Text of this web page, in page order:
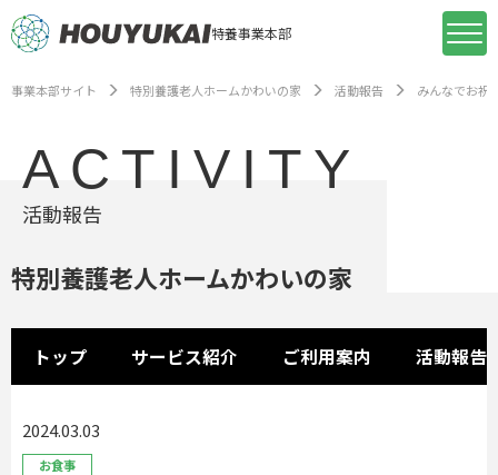
特養事業本部
事業本部サイト 特別養護老人ホームかわいの家 活動報告 みんなでお祝
ACTIVITY
活動報告
特別養護老人ホームかわいの家
トップ サービス紹介 ご利用案内 活動報告
2024.03.03
お食事